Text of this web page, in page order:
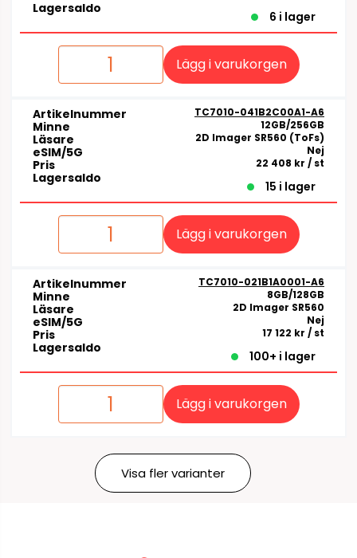
Lagersaldo
6 i lager
Lägg i varukorgen
Artikelnummer TC7010-041B2C00A1-A6
Minne 12GB/256GB
Läsare 2D Imager SR560 (ToFs)
eSIM/5G Nej
Pris 22 408 kr / st
Lagersaldo
15 i lager
Lägg i varukorgen
Artikelnummer TC7010-021B1A0001-A6
Minne 8GB/128GB
Läsare 2D Imager SR560
eSIM/5G Nej
Pris 17 122 kr / st
Lagersaldo
100+ i lager
Lägg i varukorgen
Visa fler varianter